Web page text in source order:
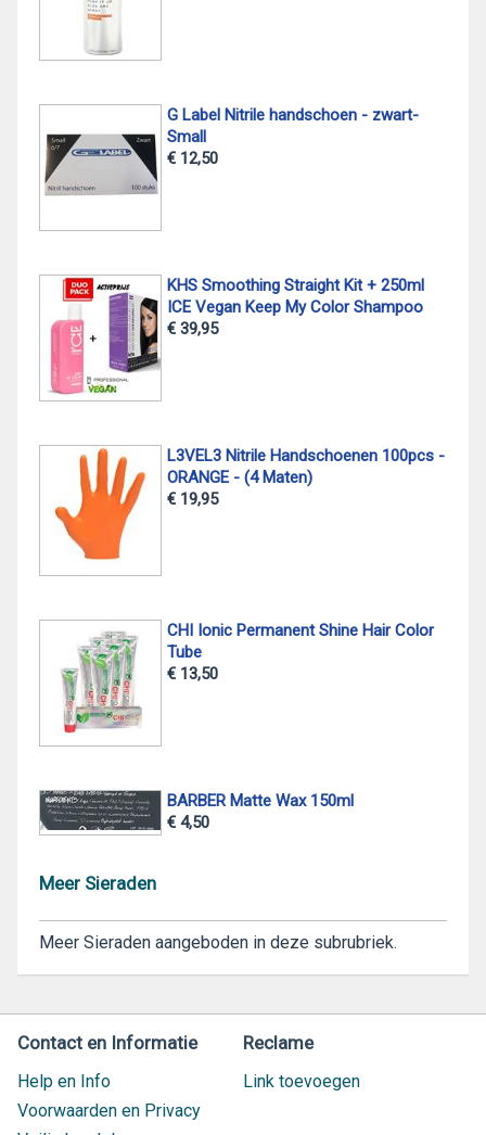
G Label Nitrile handschoen - zwart-
Small
€ 12,50
KHS Smoothing Straight Kit + 250ml
ICE Vegan Keep My Color Shampoo
€ 39,95
L3VEL3 Nitrile Handschoenen 100pcs -
ORANGE - (4 Maten)
€ 19,95
CHI Ionic Permanent Shine Hair Color
Tube
€ 13,50
BARBER Matte Wax 150ml
€ 4,50
Meer Sieraden
Meer Sieraden aangeboden in deze subrubriek.
Contact en Informatie
Help en Info
Voorwaarden en Privacy
Reclame
Link toevoegen